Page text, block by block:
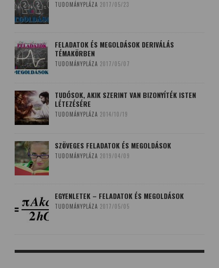
TUDOMÁNYPLÁZA 2017/05/23
FELADATOK ÉS MEGOLDÁSOK DERIVÁLÁS
TÉMAKÖRBEN
TUDOMÁNYPLÁZA 2017/05/07
TUDÓSOK, AKIK SZERINT VAN BIZONYÍTÉK ISTEN
LÉTEZÉSÉRE
TUDOMÁNYPLÁZA 2014/10/19
SZÖVEGES FELADATOK ÉS MEGOLDÁSOK
TUDOMÁNYPLÁZA 2019/04/09
EGYENLETEK – FELADATOK ÉS MEGOLDÁSOK
TUDOMÁNYPLÁZA 2017/05/05